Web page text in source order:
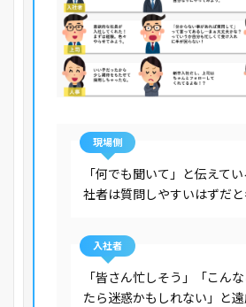
現場側
「何でも聞いて」と伝えて
社者は質問しやすいはずだと
入社者
「皆さん忙しそう」「こん
たら迷惑かもしれない」と